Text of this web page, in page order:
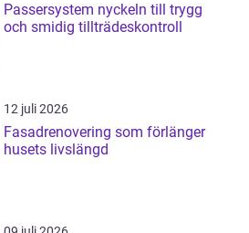
Passersystem nyckeln till trygg
och smidig tillträdeskontroll
12 juli 2026
Fasadrenovering som förlänger
husets livslängd